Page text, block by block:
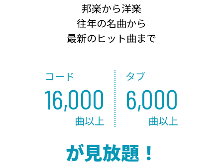
邦楽から洋楽
往年の名曲から
最新のヒット曲まで
コード
16,000
曲以上
タブ
6,000
曲以上
が見放題！